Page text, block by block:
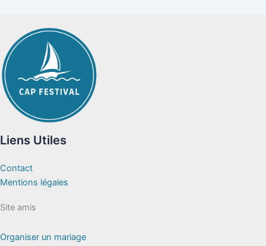
Liens Utiles
Contact
Mentions légales
Site amis
Organiser un mariage